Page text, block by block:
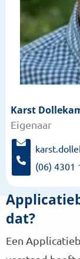
Meer
informatie
over:
Karst
Dollekamp
Karst
Eigenaar
S
t
u
u
r
e
(06) 4301
e
l
K
r
s
dat?
Een